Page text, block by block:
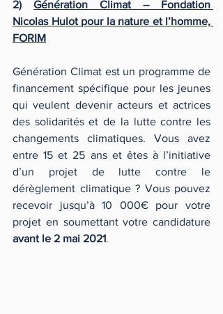
2) Génération Climat – Fondation
Nicolas Hulot pour la nature et l’homme,
FORIM
Génération Climat est un programme de
financement spécifique pour les jeunes
qui veulent devenir acteurs et actrices
des solidarités et de la lutte contre les
changements climatiques. Vous avez
entre 15 et 25 ans et êtes à l’initiative
d’un projet de lutte contre le
dérèglement climatique ? Vous pouvez
recevoir jusqu’à 10 000€ pour votre
avant le 2 mai 2021.